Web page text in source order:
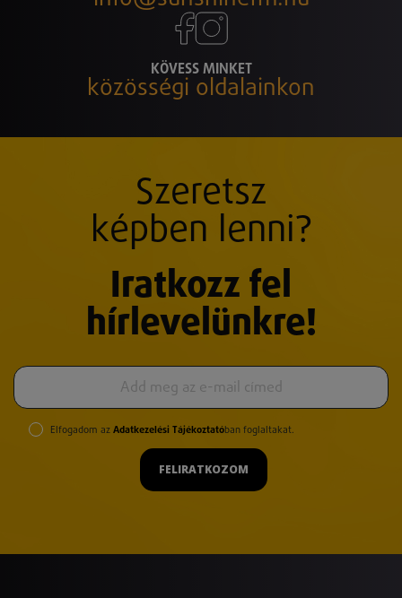
KÖVESS MINKET
közösségi oldalainkon
Szeretsz
képben lenni?
Iratkozz fel
hírlevelünkre!
Elfogadom az Adatkezelési Tájékoztatóban foglaltakat.
FELIRATKOZOM